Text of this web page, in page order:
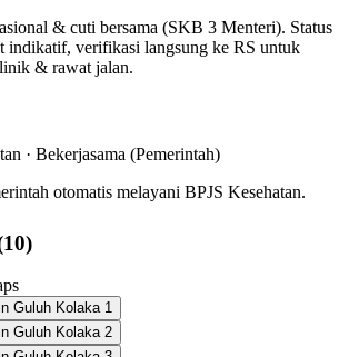
& cuti bersama (SKB 3 Menteri). Status
indikatif, verifikasi langsung ke RS untuk
& rawat jalan.
· Bekerjasama (Pemerintah)
otomatis melayani BPJS Kesehatan.
10)